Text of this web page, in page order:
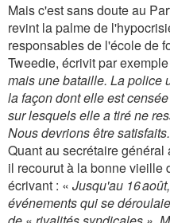
Mais c'est sans doute au
revint la palme de
responsables de l'école de
Tweedie, écrivit par
mais une bataille. La police
la façon dont elle est
sur lesquels elle a tiré ne
Nous devrions être
Quant au secrétaire
il recourut à la bonne vieille
écrivant : « Jusqu'au 16
événements qui se